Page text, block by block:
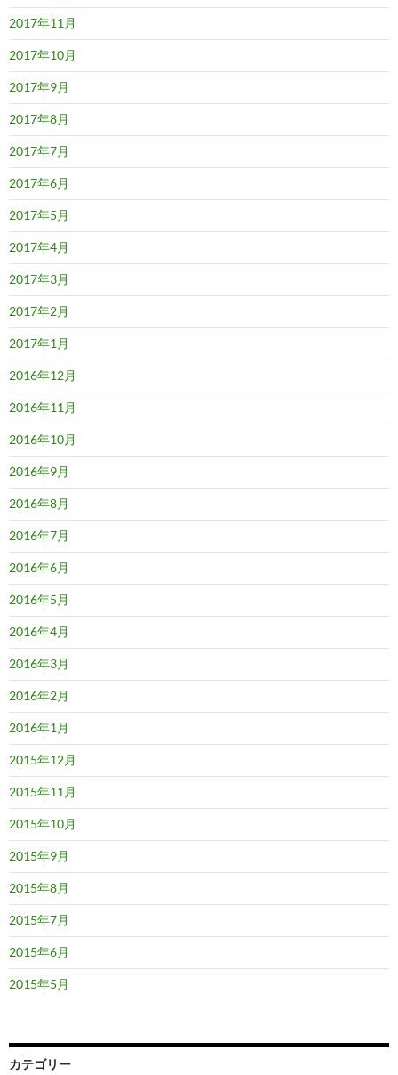
2017年11月
2017年10月
2017年9月
2017年8月
2017年7月
2017年6月
2017年5月
2017年4月
2017年3月
2017年2月
2017年1月
2016年12月
2016年11月
2016年10月
2016年9月
2016年8月
2016年7月
2016年6月
2016年5月
2016年4月
2016年3月
2016年2月
2016年1月
2015年12月
2015年11月
2015年10月
2015年9月
2015年8月
2015年7月
2015年6月
2015年5月
カテゴリー